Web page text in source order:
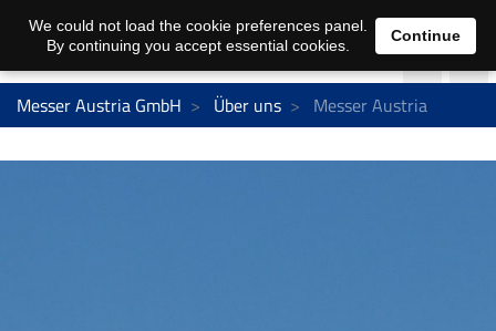
Messer Austria GmbH Über uns Messer Austria
We could not load the cookie preferences panel.
By continuing you accept essential cookies.
Continue